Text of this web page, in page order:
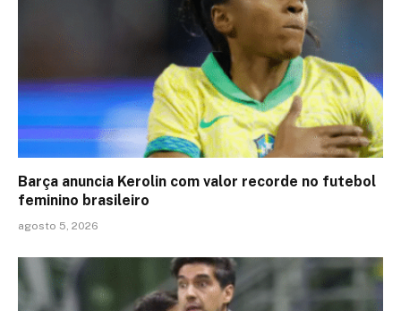
Barça anuncia Kerolin com valor recorde no futebol
feminino brasileiro
agosto 5, 2026